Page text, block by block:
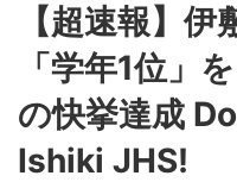
【超速報】
「学年1位」
の快挙達成
Ishiki JHS!